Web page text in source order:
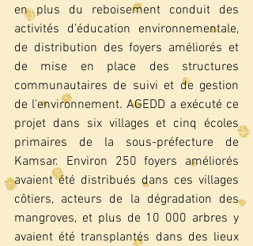
en plus du reboisement conduit des
activités d’éducation environnementale,
de distribution des foyers améliorés et
de mise en place des structures
communautaires de suivi et de gestion
de l'environnement. AGEDD a exécuté ce
projet dans six villages et cinq écoles
primaires de la sous-préfecture de
Kamsar. Environ 250 foyers améliorés
avaient été distribués dans ces villages
côtiers, acteurs de la dégradation des
mangroves, et plus de 10 000 arbres y
avaient été transplantés dans des lieux